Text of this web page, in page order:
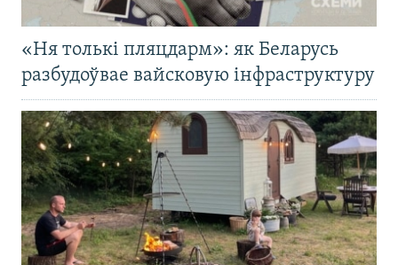
«Ня толькі пляцдарм»: як Беларусь
разбудоўвае вайсковую інфраструктуру